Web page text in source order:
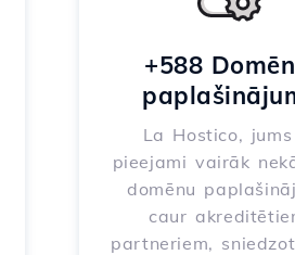
+588
La Hostico,
pieejami vairāk
domēnu
caur
partneriem,